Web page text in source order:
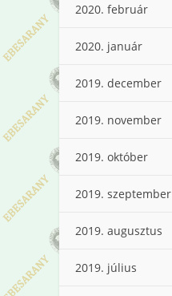
2020. február
2020. január
2019. december
2019. november
2019. október
2019. szeptember
2019. augusztus
2019. július